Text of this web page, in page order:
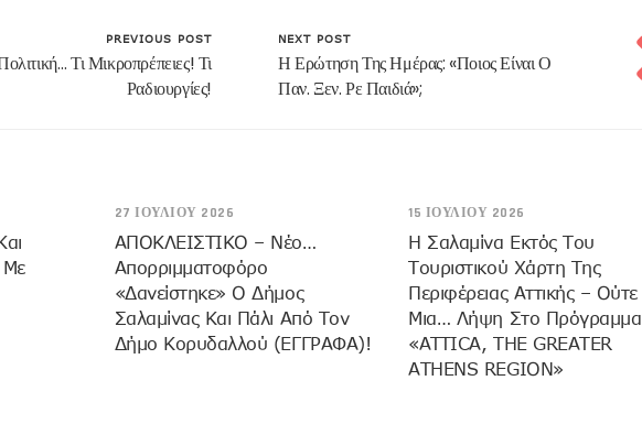
PREVIOUS POST
Τι Μικροπρέπειες! Τι
Ραδιουργίες!
NEXT POST
Η Ερώτηση Της Ημέρας: «Ποιος Είναι Ο
Παν. Ξεν. Ρε Παιδιά»;
Με
27 ΙΟΥΛΊΟΥ 2026
ΑΠΟΚΛΕΙΣΤΙΚΟ – Νέο…
Απορριμματοφόρο
«δανείστηκε» Ο Δήμος
Σαλαμίνας Και Πάλι Από Τον
Δήμο Κορυδαλλού (ΕΓΓΡΑΦΑ)!
15 ΙΟΥΛΊΟΥ 2026
H Σαλαμίνα Εκτός Του
Τουριστικού Χάρτη Της
Περιφέρειας Αττικής – Ούτε
Μια… Λήψη Στο Πρόγραμμα
«ATTICA, THE GREATER
ATHENS REGION»